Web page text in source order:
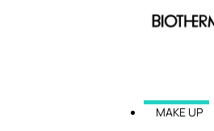
MAKE UP